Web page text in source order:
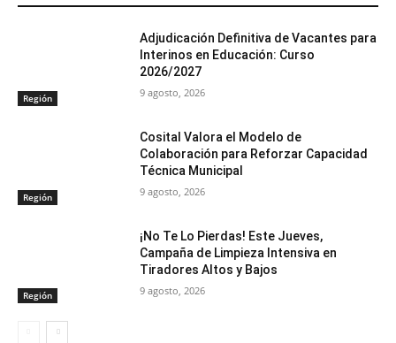
Región
Adjudicación Definitiva de Vacantes para
Interinos en Educación: Curso
2026/2027
9 agosto, 2026
Región
Cosital Valora el Modelo de
Colaboración para Reforzar Capacidad
Técnica Municipal
9 agosto, 2026
Región
¡No Te Lo Pierdas! Este Jueves,
Campaña de Limpieza Intensiva en
Tiradores Altos y Bajos
9 agosto, 2026